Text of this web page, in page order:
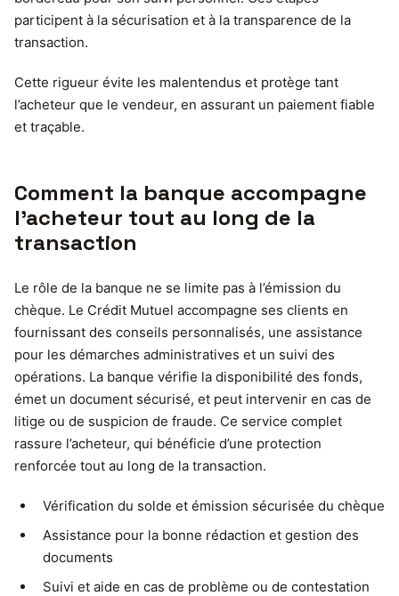
participent à la sécurisation et à la transparence de la
transaction.
Cette rigueur évite les malentendus et protège tant
l’acheteur que le vendeur, en assurant un paiement fiable
et traçable.
Comment la banque accompagne
l’acheteur tout au long de la
transaction
Le rôle de la banque ne se limite pas à l’émission du
chèque. Le Crédit Mutuel accompagne ses clients en
fournissant des conseils personnalisés, une assistance
pour les démarches administratives et un suivi des
opérations. La banque vérifie la disponibilité des fonds,
émet un document sécurisé, et peut intervenir en cas de
litige ou de suspicion de fraude. Ce service complet
rassure l’acheteur, qui bénéficie d’une protection
renforcée tout au long de la transaction.
Vérification du solde et émission sécurisée du chèque
Assistance pour la bonne rédaction et gestion des
documents
Suivi et aide en cas de problème ou de contestation